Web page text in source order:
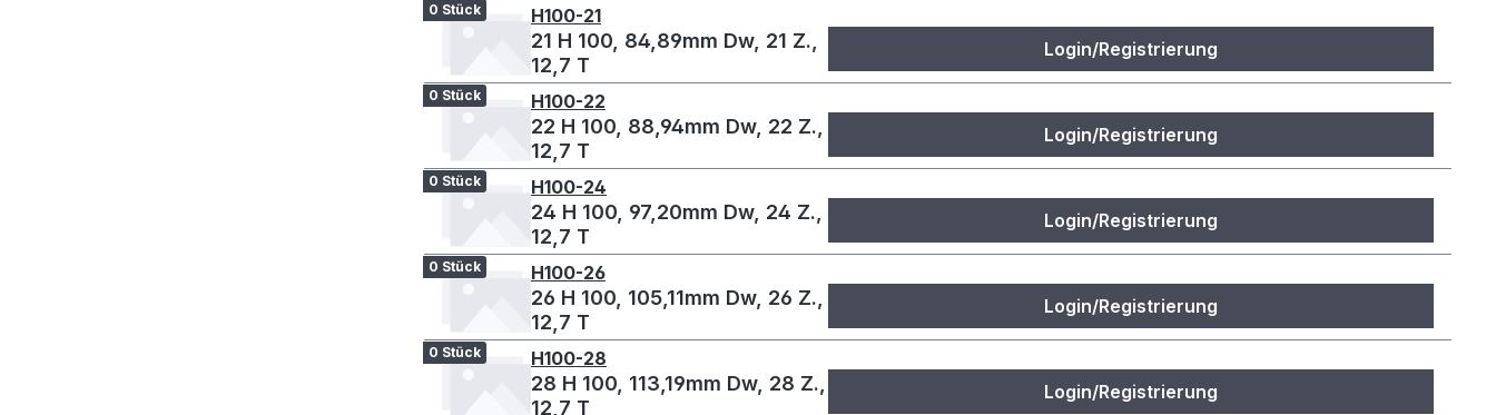
0 Stück H100-21
21 H 100, 84,89mm Dw, 21 Z.,
12,7 T
Login/Registrierung
0 Stück H100-22
22 H 100, 88,94mm Dw, 22 Z.,
12,7 T
Login/Registrierung
0 Stück H100-24
24 H 100, 97,20mm Dw, 24 Z.,
12,7 T
Login/Registrierung
0 Stück H100-26
26 H 100, 105,11mm Dw, 26 Z.,
12,7 T
Login/Registrierung
0 Stück H100-28
28 H 100, 113,19mm Dw, 28 Z.,
12,7 T
Login/Registrierung